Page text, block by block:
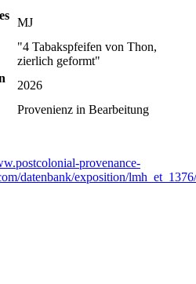
MJ
"4 Tabakspfeifen von Thon,
zierlich geformt"
2026
Provenienz in Bearbeitung
provenance-
datenbank/exposition/lmh_et_1376/